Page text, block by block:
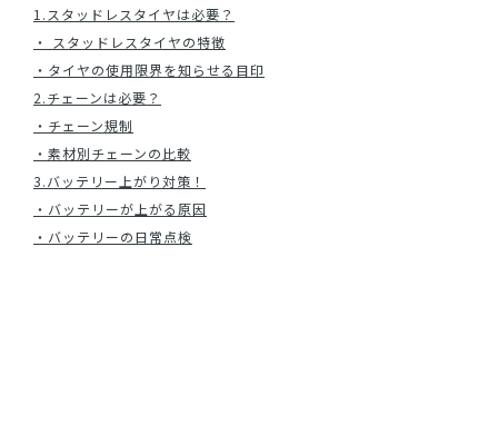
1.スタッドレスタイヤは必要？
・ スタッドレスタイヤの特徴
・タイヤの使用限界を知らせる目印
2.チェーンは必要？
・チェーン規制
・素材別チェーンの比較
3.バッテリー上がり対策！
・バッテリーが上がる原因
・バッテリーの日常点検